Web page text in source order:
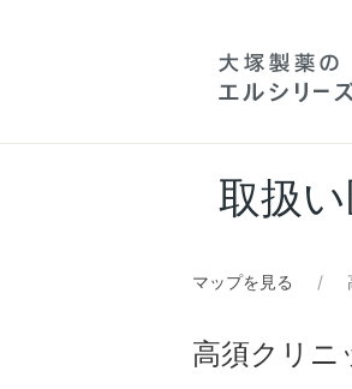
取扱
マップを見る
高須クリニ